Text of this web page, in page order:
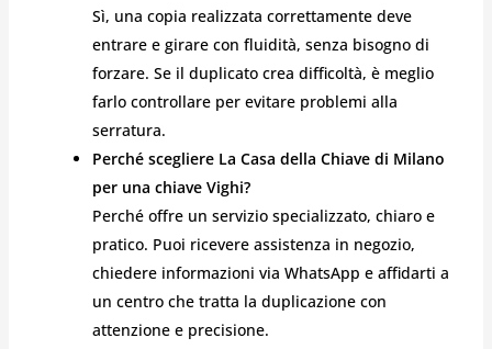
Sì, una copia realizzata correttamente deve
entrare e girare con fluidità, senza bisogno di
forzare. Se il duplicato crea difficoltà, è meglio
farlo controllare per evitare problemi alla
serratura.
Perché scegliere La Casa della Chiave di Milano
per una chiave Vighi?
Perché offre un servizio specializzato, chiaro e
pratico. Puoi ricevere assistenza in negozio,
chiedere informazioni via WhatsApp e affidarti a
un centro che tratta la duplicazione con
attenzione e precisione.